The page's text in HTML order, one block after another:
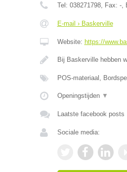
Tel: 038271798, Fax: -,
E-mail › Baskerville
Website: https://
Bij Baskerville hebben
POS-materiaal,
Openingstijden ▼
Laatste facebook posts
Sociale media: